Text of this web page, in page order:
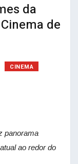
da
de
CINEMA
panorama
ao redor do